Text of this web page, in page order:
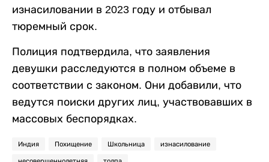
изнасиловании в 2023 году и отбывал
тюремный срок.
Полиция подтвердила, что заявления
девушки расследуются в полном объеме в
соответствии с законом. Они добавили, что
ведутся поиски других лиц, участвовавших в
массовых беспорядках.
Индия Похищение Школьница изнасилование